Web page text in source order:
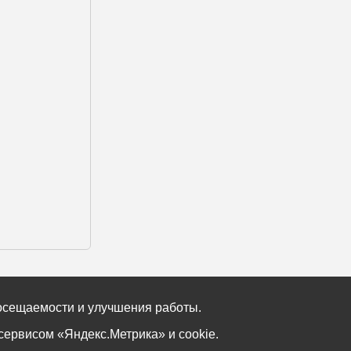
в виде рисунка. Наши примеры
лучей, зависящим от значения.
не известны максимальное и минимальное
и улучшения работы.
«Яндекс.Метрика» и cookie.